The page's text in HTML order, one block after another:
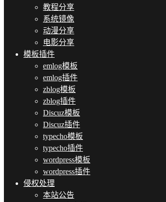
教程分享
系统镜像
动漫分享
电影分享
模板插件
emlog模板
emlog插件
zblog模板
zblog插件
Discuz模板
Discuz插件
typecho模板
typecho插件
wordpress模板
wordpress插件
侵权处理
本站公告